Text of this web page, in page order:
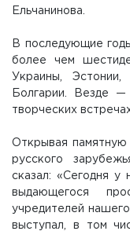
Ельчанинова.
В последующие
более чем
Украины, Эстонии,
Болгарии. Везде —
творческих
Открывая памятную
русского
сказал: «Сегодня
выдающегося
учредителей
выступал, в том